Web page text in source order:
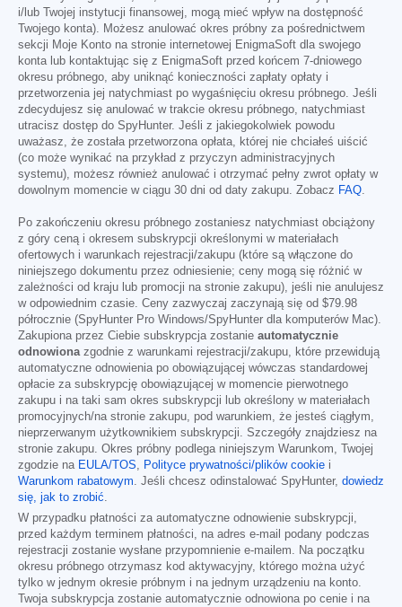
i/lub Twojej instytucji finansowej, mogą mieć wpływ na dostępność
Twojego konta). Możesz anulować okres próbny za pośrednictwem
sekcji Moje Konto na stronie internetowej EnigmaSoft dla swojego
konta lub kontaktując się z EnigmaSoft przed końcem 7-dniowego
okresu próbnego, aby uniknąć konieczności zapłaty opłaty i
przetworzenia jej natychmiast po wygaśnięciu okresu próbnego. Jeśli
zdecydujesz się anulować w trakcie okresu próbnego, natychmiast
utracisz dostęp do SpyHunter. Jeśli z jakiegokolwiek powodu
uważasz, że została przetworzona opłata, której nie chciałeś uiścić
(co może wynikać na przykład z przyczyn administracyjnych
systemu), możesz również anulować i otrzymać pełny zwrot opłaty w
dowolnym momencie w ciągu 30 dni od daty zakupu. Zobacz FAQ.
Po zakończeniu okresu próbnego zostaniesz natychmiast obciążony
z góry ceną i okresem subskrypcji określonymi w materiałach
ofertowych i warunkach rejestracji/zakupu (które są włączone do
niniejszego dokumentu przez odniesienie; ceny mogą się różnić w
zależności od kraju lub promocji na stronie zakupu), jeśli nie anulujesz
w odpowiednim czasie. Ceny zazwyczaj zaczynają się od $79.98
półrocznie (SpyHunter Pro Windows/SpyHunter dla komputerów Mac).
Zakupiona przez Ciebie subskrypcja zostanie automatycznie
odnowionazgodnie z warunkami rejestracji/zakupu, które przewidują
automatyczne odnowienia po obowiązującej wówczas standardowej
opłacie za subskrypcję obowiązującej w momencie pierwotnego
zakupu i na taki sam okres subskrypcji lub określony w materiałach
promocyjnych/na stronie zakupu, pod warunkiem, że jesteś ciągłym,
nieprzerwanym użytkownikiem subskrypcji. Szczegóły znajdziesz na
stronie zakupu. Okres próbny podlega niniejszym Warunkom, Twojej
zgodzie na EULA/TOS, Polityce prywatności/plików cookie i
Warunkom rabatowym. Jeśli chcesz odinstalować SpyHunter, dowiedz
się, jak to zrobić.
W przypadku płatności za automatyczne odnowienie subskrypcji,
przed każdym terminem płatności, na adres e-mail podany podczas
rejestracji zostanie wysłane przypomnienie e-mailem. Na początku
okresu próbnego otrzymasz kod aktywacyjny, którego można użyć
tylko w jednym okresie próbnym i na jednym urządzeniu na konto.
Twoja subskrypcja zostanie automatycznie odnowiona po cenie i na